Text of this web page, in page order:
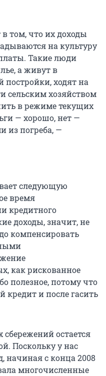
том, что их доходы
на культуру
Такие люди
а живут в
постройки, ходят на
сельским хозяйством
в режиме текущих
— хорошо, нет —
из погреба, —
следующую
время
кредитного
доходы, значит, не
компенсировать
как рискованное
полезное, потому что
кредит и после гасить
остается
Поскольку у нас
начиная с конца 2008
многочисленные